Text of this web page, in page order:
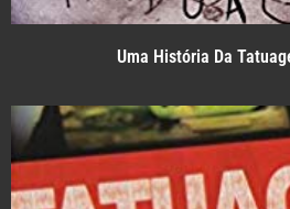
Uma História Da